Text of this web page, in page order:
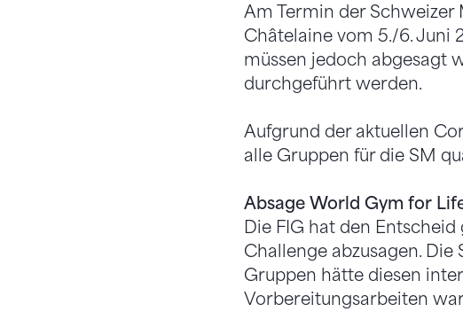
Am Termin der
Châtelaine vom 5./6. Juni
müssen jedoch abgesagt
durchgeführt werden.
Aufgrund der aktuellen
alle Gruppen für die SM
Absage World Gym for
Die FIG hat den
Challenge abzusagen.
Gruppen hätte diesen
Vorbereitungsarbeiten